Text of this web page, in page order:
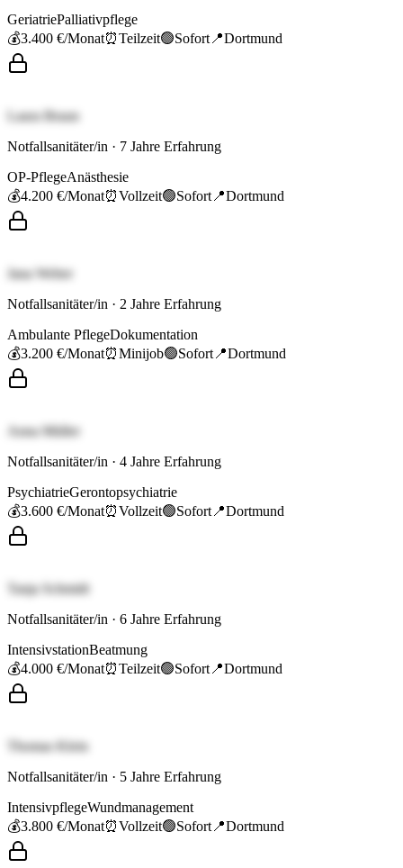
GeriatriePalliativpflege
💰3.400 €/Monat⏰Teilzeit🟢Sofort 📍Dortmund
Laura Braun
Notfallsanitäter/in · 7 Jahre Erfahrung
OP-PflegeAnästhesie
💰4.200 €/Monat⏰Vollzeit🟢Sofort 📍Dortmund
Jana Weber
Notfallsanitäter/in · 2 Jahre Erfahrung
Ambulante PflegeDokumentation
💰3.200 €/Monat⏰Minijob🟢Sofort 📍Dortmund
Anna Müller
Notfallsanitäter/in · 4 Jahre Erfahrung
PsychiatrieGerontopsychiatrie
💰3.600 €/Monat⏰Vollzeit🟢Sofort 📍Dortmund
Tanja Schmidt
Notfallsanitäter/in · 6 Jahre Erfahrung
IntensivstationBeatmung
💰4.000 €/Monat⏰Teilzeit🟢Sofort 📍Dortmund
Thomas Klein
Notfallsanitäter/in · 5 Jahre Erfahrung
IntensivpflegeWundmanagement
💰3.800 €/Monat⏰Vollzeit🟢Sofort 📍Dortmund